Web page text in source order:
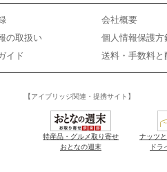
会社概要
の取扱い
個人情報保護方
イド
送料・手数料と
【アイブリッジ関連・提携サイト】
特産品・グルメ取り寄せ
おとなの週末
ナッツ
ドラ